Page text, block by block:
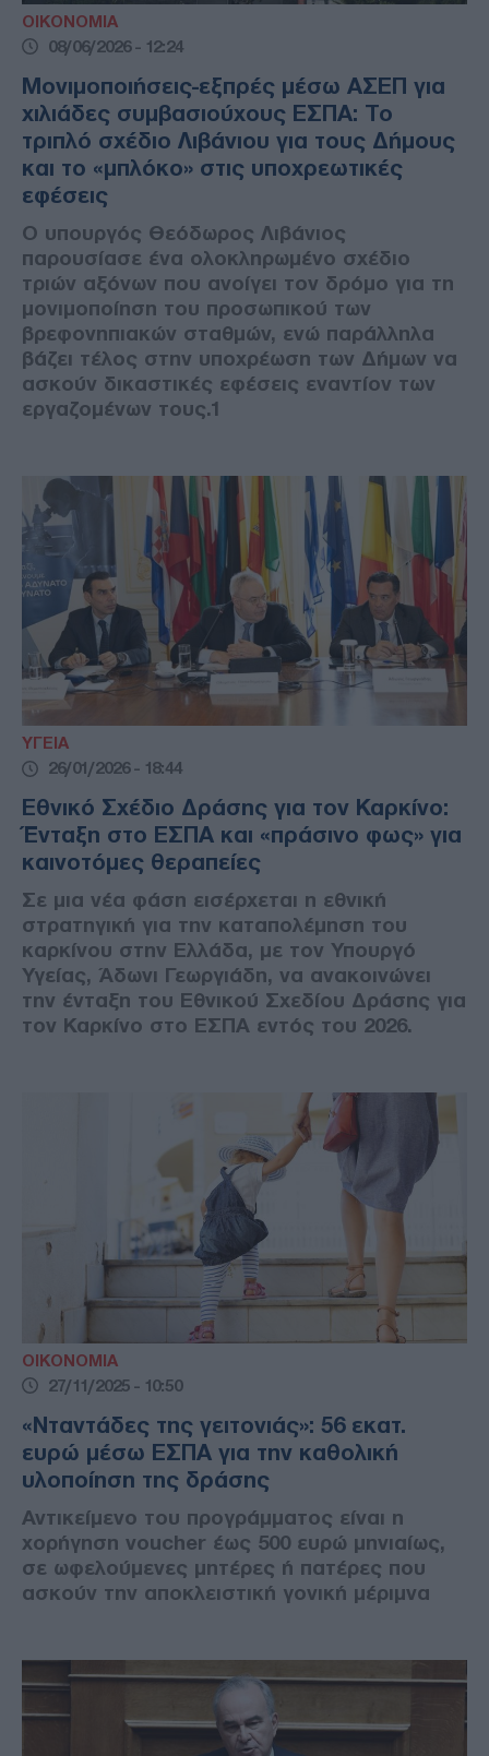
ΟΙΚΟΝΟΜΙΑ
08/06/2026 - 12:24
Μονιμοποιήσεις-εξπρές μέσω ΑΣΕΠ για
χιλιάδες συμβασιούχους ΕΣΠΑ: Το
τριπλό σχέδιο Λιβάνιου για τους Δήμους
και το «μπλόκο» στις υποχρεωτικές
εφέσεις
Ο υπουργός Θεόδωρος Λιβάνιος
παρουσίασε ένα ολοκληρωμένο σχέδιο
τριών αξόνων που ανοίγει τον δρόμο για τη
μονιμοποίηση του προσωπικού των
βρεφονηπιακών σταθμών, ενώ παράλληλα
βάζει τέλος στην υποχρέωση των Δήμων να
ασκούν δικαστικές εφέσεις εναντίον των
εργαζομένων τους.1
ΥΓΕΙΑ
26/01/2026 - 18:44
Εθνικό Σχέδιο Δράσης για τον Καρκίνο:
Ένταξη στο ΕΣΠΑ και «πράσινο φως» για
καινοτόμες θεραπείες
Σε μια νέα φάση εισέρχεται η εθνική
στρατηγική για την καταπολέμηση του
καρκίνου στην Ελλάδα, με τον Υπουργό
Υγείας, Άδωνι Γεωργιάδη, να ανακοινώνει
την ένταξη του Εθνικού Σχεδίου Δράσης για
τον Καρκίνο στο ΕΣΠΑ εντός του 2026.
ΟΙΚΟΝΟΜΙΑ
27/11/2025 - 10:50
«Νταντάδες της γειτονιάς»: 56 εκατ.
ευρώ μέσω ΕΣΠΑ για την καθολική
υλοποίηση της δράσης
Αντικείμενο του προγράμματος είναι η
χορήγηση voucher έως 500 ευρώ μηνιαίως,
σε ωφελούμενες μητέρες ή πατέρες που
ασκούν την αποκλειστική γονική μέριμνα